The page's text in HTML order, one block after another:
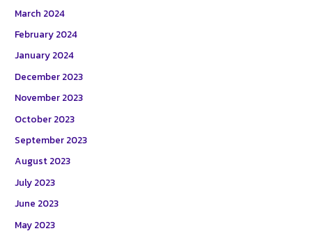
March 2024
February 2024
January 2024
December 2023
November 2023
October 2023
September 2023
August 2023
July 2023
June 2023
May 2023